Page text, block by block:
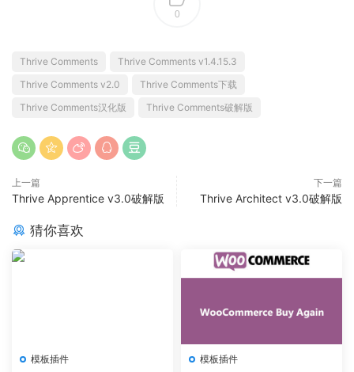
0
Thrive Comments
Thrive Comments v1.4.15.3
Thrive Comments v2.0
Thrive Comments下载
Thrive Comments汉化版
Thrive Comments破解版
上一篇
Thrive Apprentice v3.0破解版
下一篇
Thrive Architect v3.0破解版
猜你喜欢
模板插件 模板插件